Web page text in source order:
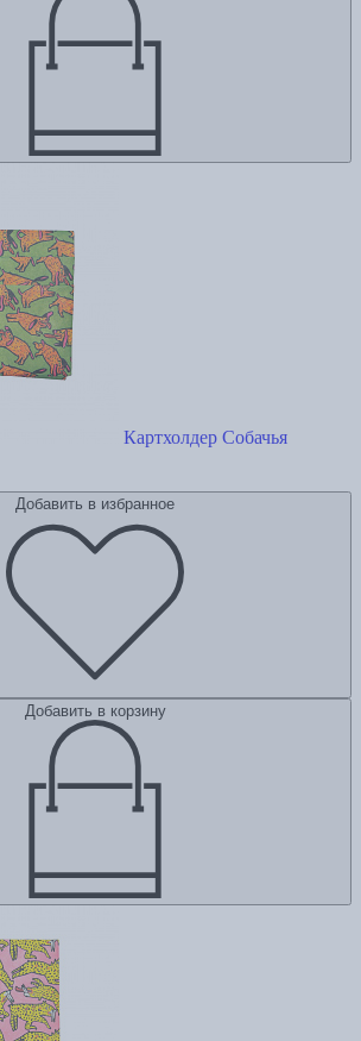
Картхолдер Собачья
Добавить в избранное
Добавить в корзину